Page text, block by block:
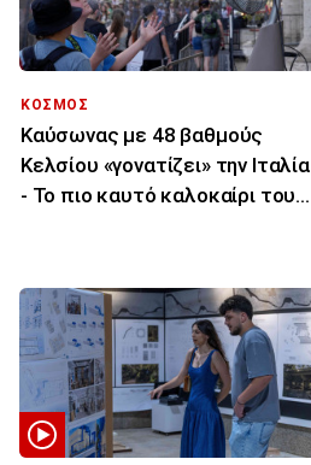
ΚΟΣΜΟΣ
Καύσωνας με 48 βαθμούς
Κελσίου «γονατίζει» την Ιταλία
- Το πιο καυτό καλοκαίρι του